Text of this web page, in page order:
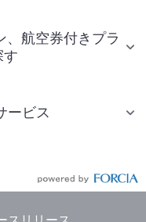
、航空券付きプラ
す
ービス